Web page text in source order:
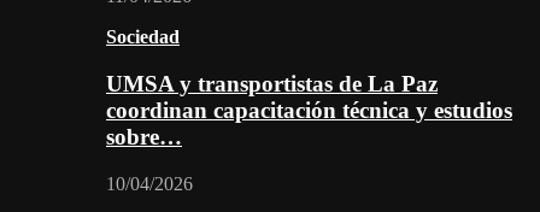
Sociedad
UMSA y transportistas de La Paz
coordinan capacitación técnica y estudios
sobre…
10/04/2026